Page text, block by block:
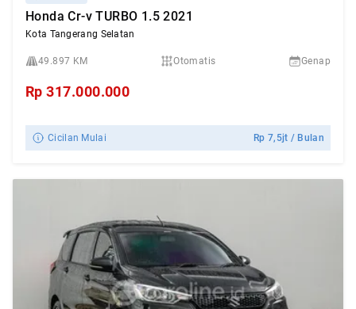
Honda Cr-v TURBO 1.5 2021
Kota Tangerang Selatan
49.897 KM Otomatis Genap
Rp317.000.000
Cicilan Mulai Rp7,5jt / Bulan